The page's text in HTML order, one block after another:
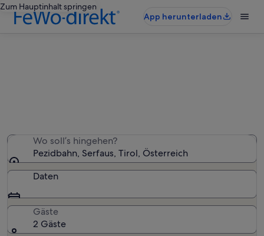
Zum Hauptinhalt springen
App herunterladen
Wo soll’s hingehen?
Pezidbahn, Serfaus, Tirol, Österreich
Daten
Gäste
2 Gäste